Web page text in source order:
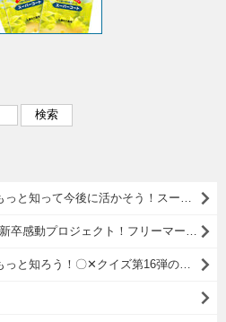
【SC公式YouTube】SDGsをもっと知って今後に活かそう！スーパー・コート○×クイズ第15弾！
【SC公式YouTube】2025年度新卒感動プロジェクト！フリーマーケット活動報告( ^)o(^ )
【SC公式YouTube】SDGsをもっと知ろう！〇✕クイズ第16弾のご紹介